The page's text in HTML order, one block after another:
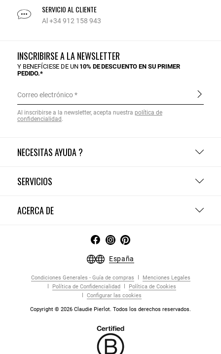
SERVICIO AL CLIENTE
Al +34 912 158 943
NECESITAS AYUDA ?
SERVICIOS
ACERCA DE
INSCRIBIRSE A LA NEWSLETTER
Y BENEFÍCIESE DE UN 10% DE DESCUENTO EN SU PRIMER
PEDIDO.*
Correo electrónico
Al inscribirse a la newsletter, acepta nuestra política de
confidencialidad.
España
Condiciones Generales - Guía de compras
Menciones Legales
Política de Confidencialidad
Política de Cookies
Configurar las cookies
Copyright © 2026 Claudie Pierlot. Todos los derechos reservados.